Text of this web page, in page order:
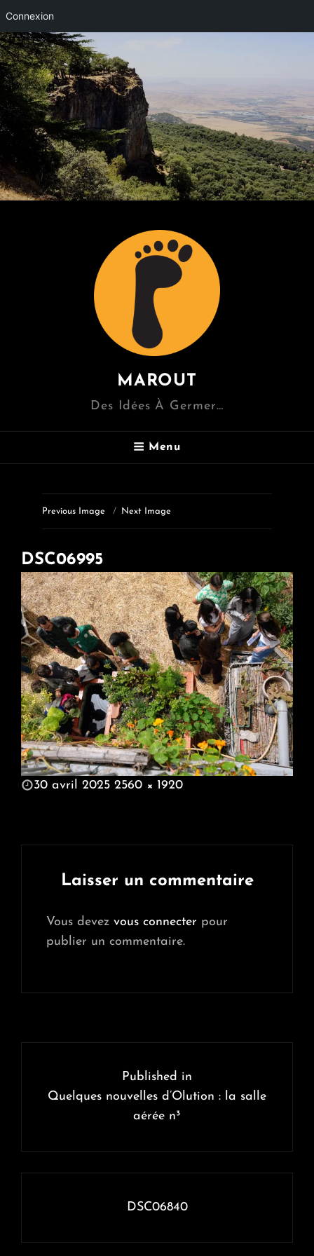
Connexion
MAROUT
Des Idées À Germer…
Menu
Previous Image Next Image
DSC06995
POSTED
30 avril 2025 2560 × 1920
Laisser un commentaire
Vous devez vous connecter pour
publier un commentaire.
l’article
Published in
Quelques nouvelles d’Olution : la salle
aérée n³
DSC06840